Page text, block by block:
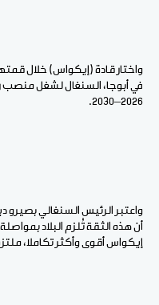
واختار قادة (إيكواس) خلال
في أبوجا، السنغال لشغل
2026–2030.
واعتبر الرئيس السنغالي
أن هذه الثقة تُلزم البلاد
إيكواس أقوى وأكثر تكاملا،